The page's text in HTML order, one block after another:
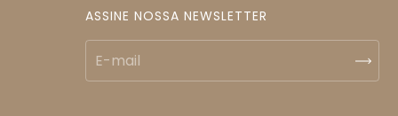
ASSINE NOSSA NEWSLETTER